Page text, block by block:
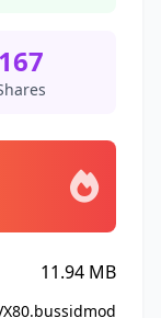
167
11.94 MB